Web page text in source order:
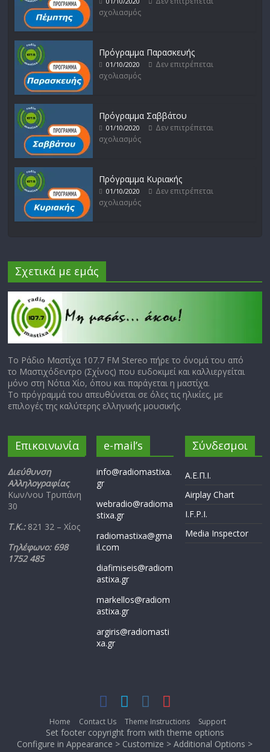
σχολιασμός
Πρόγραμμα Παρασκευής
01/10/2020
Δεν επιτρέπεται
σχολιασμός
Πρόγραμμα Σαββάτου
01/10/2020
Δεν επιτρέπεται
σχολιασμός
Πρόγραμμα Κυριακής
01/10/2020
Δεν επιτρέπεται
σχολιασμός
Σχετικά με εμάς
Το Ράδιο Μαστίχα 107.7 FM Stereo πήρε το όνομά του από
το Μαστιχόδεντρο (Σχίνος) που ευδοκιμεί και καλλιεργείται
μόνο στη Νότια Χίο, όπου και παράγεται η μαστίχα.
Το πρόγραμμά του απευθύνεται σε όλες τις ηλικίες, με
επιλογές της καλύτερης ελληνικής μουσικής.
Επικοινωνία
Διεύθυνση
Αλληλογραφίας
Κων/νου Τρυπάνη
30
Τ.Κ.: 821 32 – Χίος
Τηλέφωνο: 698
1752 485
e-mail’s
info@radiomastixa.
gr
webradio@radioma
stixa.gr
radiomastixa@gma
il.com
diafimiseis@radiom
astixa.gr
markellos@radiom
astixa.gr
argiris@radiomasti
xa.gr
Σύνδεσμοι
Α.Ε.Π.Ι.
Airplay Chart
I.F.P.I.
Media Inspector
Home Contact Us Theme Instructions Support
Set footer copyright from with theme options
Configure in Appearance > Customize > Additional Options >